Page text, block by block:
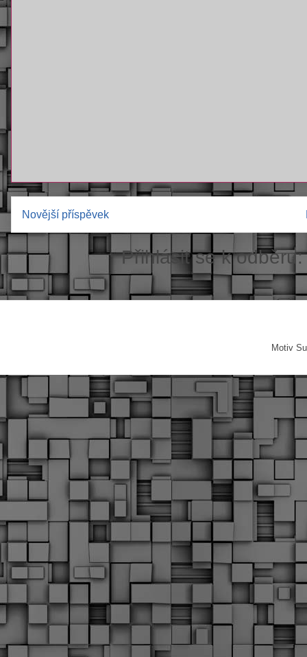
Novější příspěvek
Přihlásit se k
Motiv